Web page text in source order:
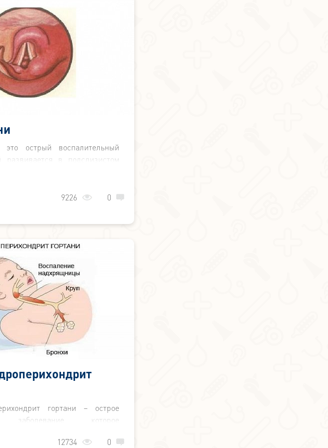
острый воспалительный
развивается в подслизистом
9226 0
гортани – острое
заболевание, которое
следствие травматических
12734 0